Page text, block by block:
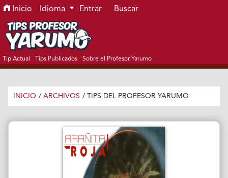
Ir al menú de navegación principal
Ir al contenido principal
Ir al pie de página del sitio
Inicio Idioma Entrar Buscar
Tip Actual Tips Publicados Sobre el Profesor Yarumo
INICIO / ARCHIVOS / TIPS DEL PROFESOR YARUMO